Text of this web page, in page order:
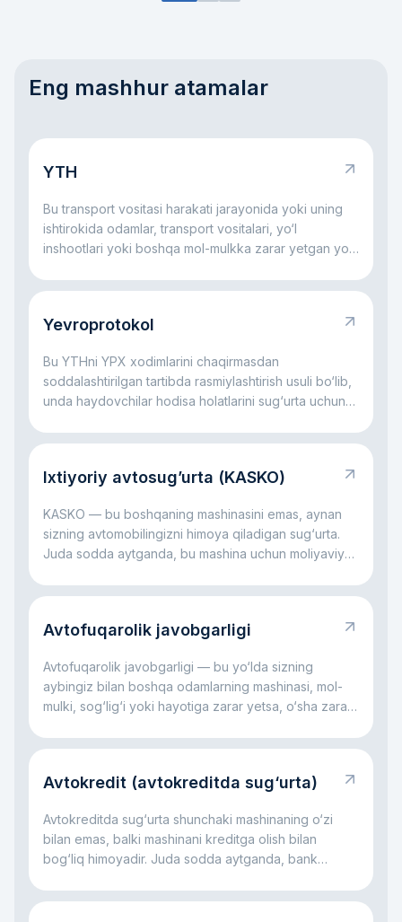
Eng mashhur atamalar
YTH
Bu transport vositasi harakati jarayonida yoki uning
ishtirokida odamlar, transport vositalari, yo‘l
inshootlari yoki boshqa mol-mulkka zarar yetgan yo‘l
Yevroprotokol
Bu YTHni YPX xodimlarini chaqirmasdan
soddalashtirilgan tartibda rasmiylashtirish usuli bo‘lib,
unda haydovchilar hodisa holatlarini sug‘urta uchun
Ixtiyoriy avtosug’urta (KASKO)
KASKO — bu boshqaning mashinasini emas, aynan
sizning avtomobilingizni himoya qiladigan sug‘urta.
Juda sodda aytganda, bu mashina uchun moliyaviy
avtoturargohda shikast yetsa, daraxt tushsa yoki
qismini sug‘urta kompaniyasi o‘z zimmasiga olishi
avtomobil xarajatlari bilan yolg‘iz qoldirmaslikka
yordam beradi.
Avtofuqarolik javobgarligi
Avtofuqarolik javobgarligi — bu yo‘lda sizning
aybingiz bilan boshqa odamlarning mashinasi, mol-
mulki, sog‘lig‘i yoki hayotiga zarar yetsa, o‘sha zarar
aytganda, bu rulda qilingan xato boshqaning zarariga
bu javobgarlik jabrlanuvchi kompensatsiyasiz
ko‘tarmasligi uchun kerak.
Avtokredit (avtokreditda sug‘urta)
Avtokreditda sug‘urta shunchaki mashinaning o‘zi
bilan emas, balki mashinani kreditga olish bilan
bog‘liq himoyadir. Juda sodda aytganda, bank
jarayoni ham himoyalangan bo‘lishini xohlaydi. Shu